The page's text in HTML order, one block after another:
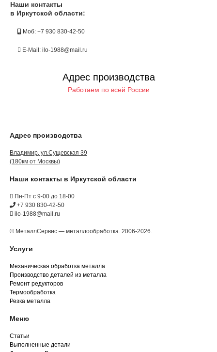
Наши контакты
в Иркутской области:
Моб: +7 930 830-42-50
E-Mail: ilo-1988@mail.ru
Адрес производства
Работаем по всей России
Адрес производства
Владимир, ул.Сущевская 39
(180км от Москвы)
Наши контакты в Иркутской области
Пн-Пт с 9-00 до 18-00
+7 930 830-42-50
ilo-1988@mail.ru
© МеталлСервис — металлообработка. 2006-2026.
Услуги
Механическая обработка металла
Производство деталей из металла
Ремонт редукторов
Термообработка
Резка металла
Меню
Статьи
Выполненные детали